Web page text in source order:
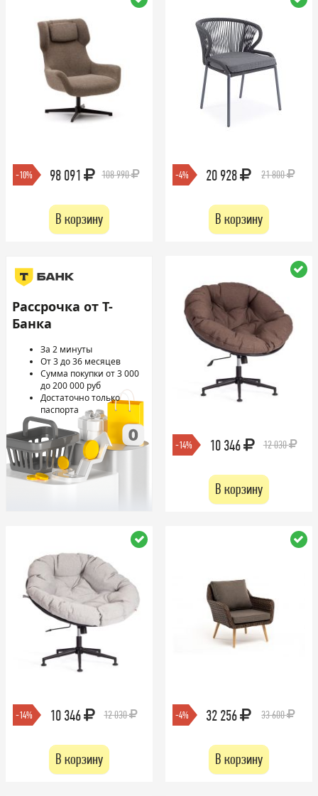
-10% 98 091 108 990
В корзину
-4% 20 928 21 800
В корзину
Рассрочка от Т-
Банка
За 2 минуты
От 3 до 36 месяцев
Сумма покупки от 3 000
до 200 000 руб
Достаточно только
паспорта
-14% 10 346 12 030
В корзину
-14% 10 346 12 030
В корзину
-4% 32 256 33 600
В корзину